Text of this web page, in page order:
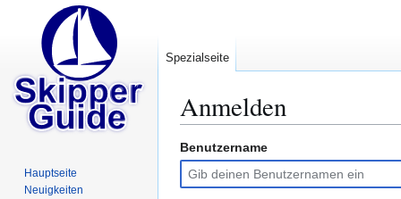
Anmelden
Zur
Navigation
springen
Zur
Suche
springen
Benutzername
Spezialseite
Hauptseite
Neuigkeiten